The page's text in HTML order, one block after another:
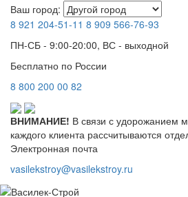
Ваш город:
8 921 204-51-11 8 909 566-76-93
ПН-СБ - 9:00-20:00, ВС - выходной
Бесплатно по России
8 800 200 00 82
ВНИМАНИЕ! В связи с удорожанием
каждого клиента рассчитываются
Электронная почта
vasilekstroy@vasilekstroy.ru